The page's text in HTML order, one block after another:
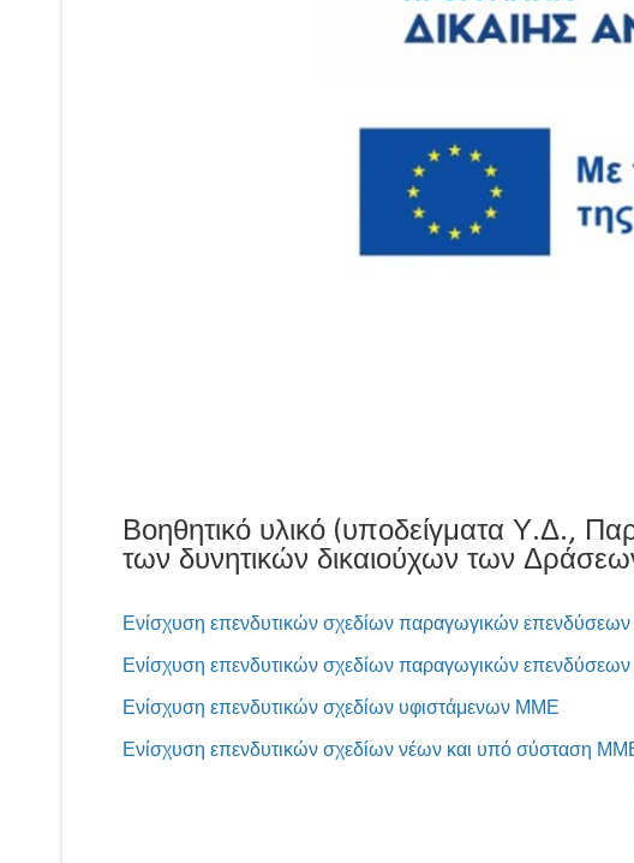
Βοηθητικό υλικό (υποδείγματα Υ.Δ.,
των δυνητικών δικαιούχων των
Ενίσχυση επενδυτικών σχεδίων παραγωγικών
Ενίσχυση επενδυτικών σχεδίων παραγωγικών
Ενίσχυση επενδυτικών σχεδίων υφιστάμενων ΜΜΕ
Ενίσχυση επενδυτικών σχεδίων νέων και υπό σύσταση